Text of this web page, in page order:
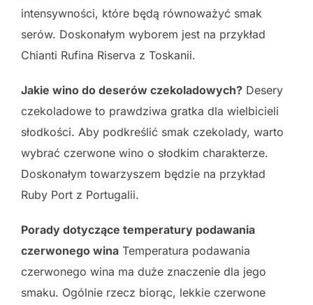
intensywności, które będą równoważyć smak
serów. Doskonałym wyborem jest na przykład
Chianti Rufina Riserva z Toskanii.
Jakie wino do deserów czekoladowych? Desery
czekoladowe to prawdziwa gratka dla wielbicieli
słodkości. Aby podkreślić smak czekolady, warto
wybrać czerwone wino o słodkim charakterze.
Doskonałym towarzyszem będzie na przykład
Ruby Port z Portugalii.
Porady dotyczące temperatury podawania
czerwonego wina Temperatura podawania
czerwonego wina ma duże znaczenie dla jego
smaku. Ogólnie rzecz biorąc, lekkie czerwone